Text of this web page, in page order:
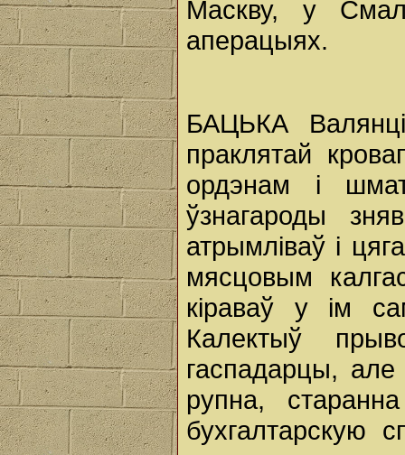
Маскву, у
аперацыях.
БАЦЬКА
праклятай
ордэнам і
ўзнагароды
атрымліваў і
мясцовым
кіраваў у ім
Калектыў
гаспадарцы,
рупна,
бухгалтарскую